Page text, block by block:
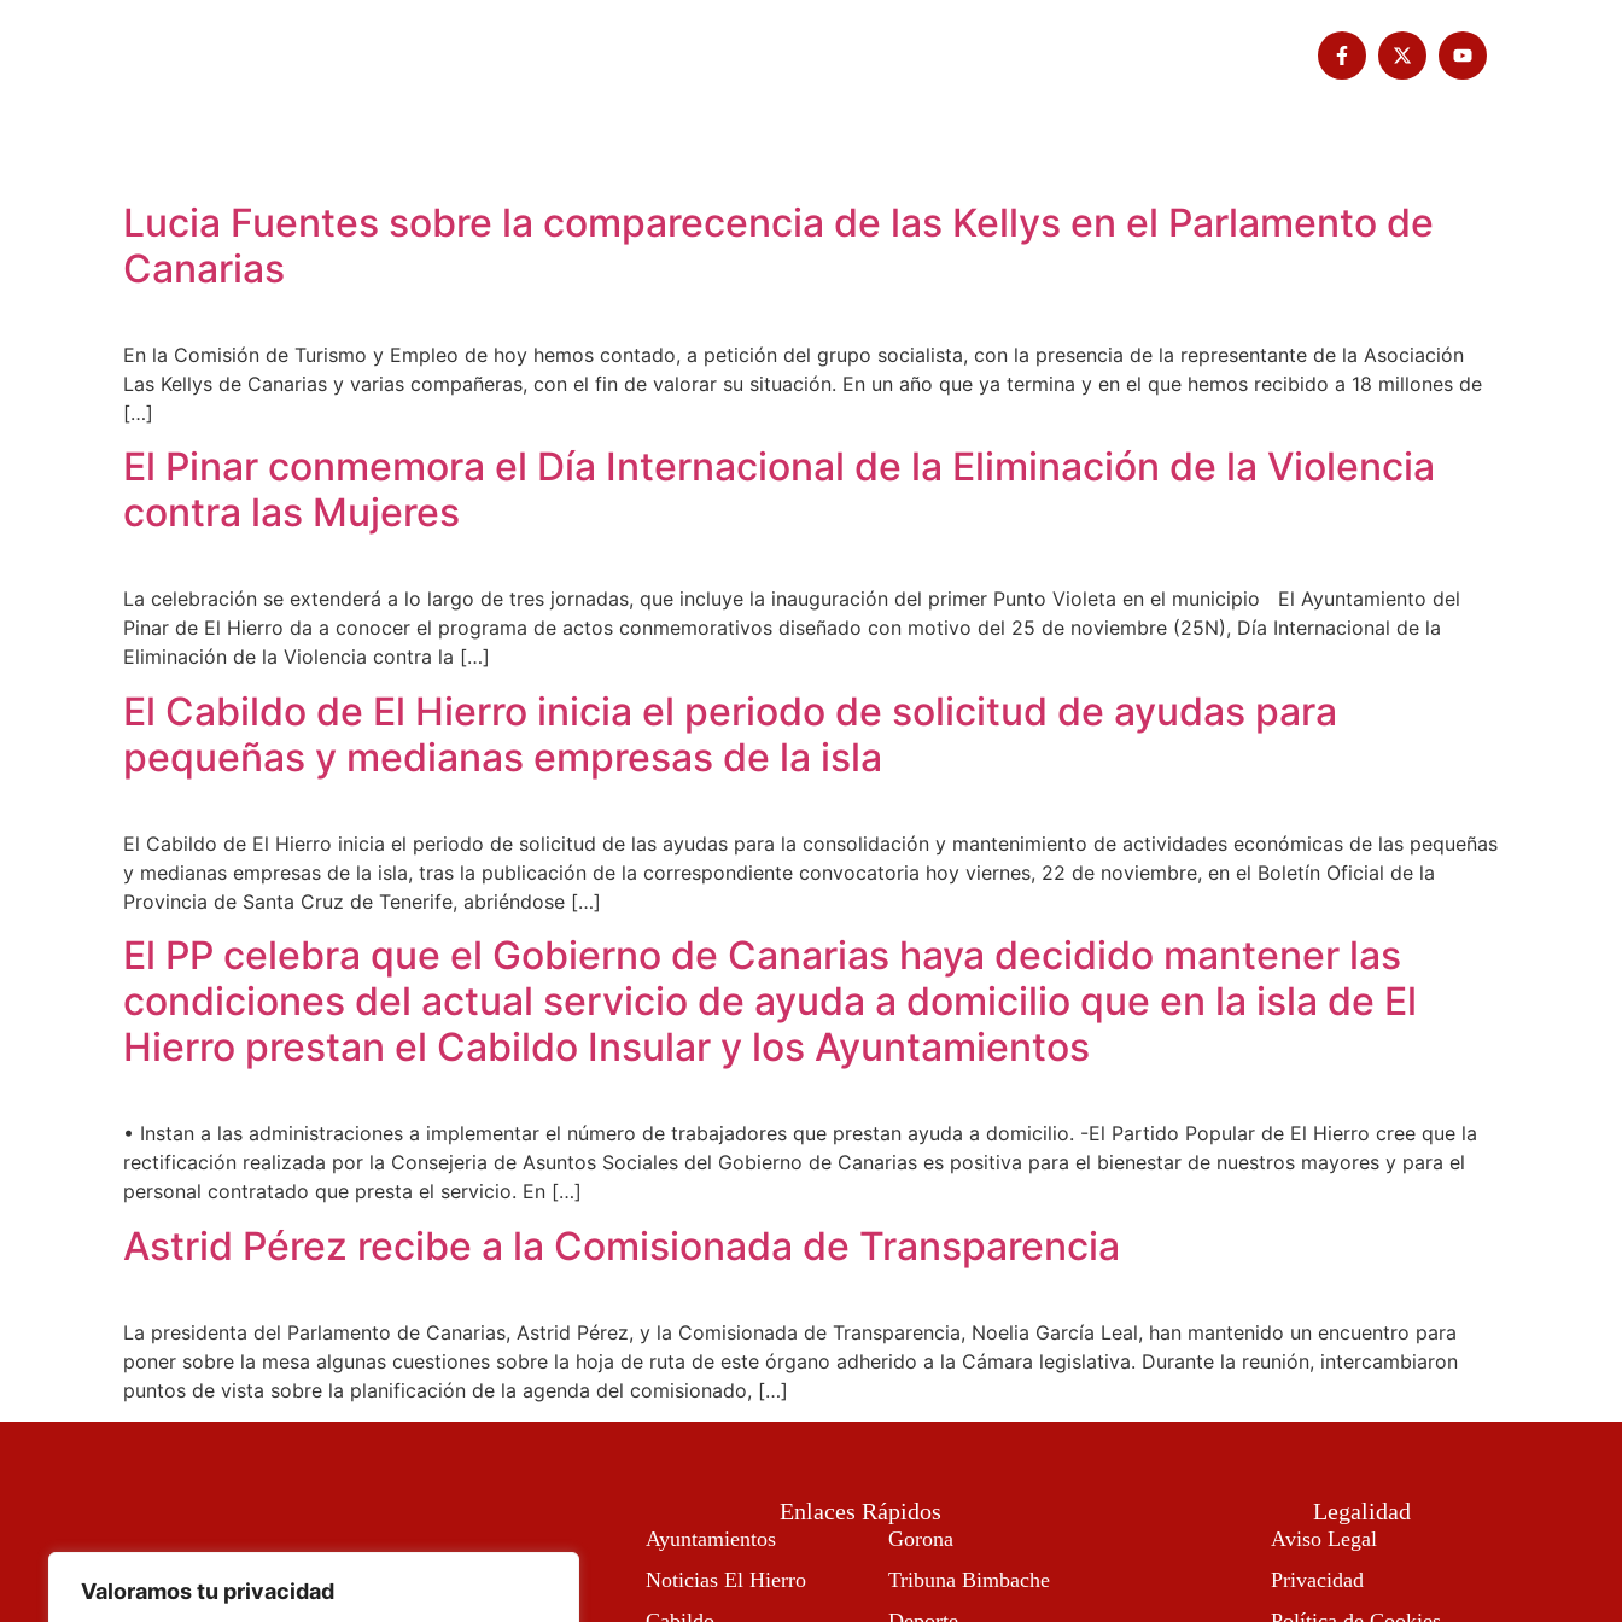
Valoramos tu privacidad
Lucia Fuentes sobre la comparecencia de las Kellys en el Parlamento de
Canarias
En la Comisión de Turismo y Empleo de hoy hemos contado, a petición del grupo socialista, con la presencia de la representante de la Asociación
Las Kellys de Canarias y varias compañeras, con el fin de valorar su situación. En un año que ya termina y en el que hemos recibido a 18 millones de
[…]
El Pinar conmemora el Día Internacional de la Eliminación de la Violencia
contra las Mujeres
La celebración se extenderá a lo largo de tres jornadas, que incluye la inauguración del primer Punto Violeta en el municipio El Ayuntamiento del
Pinar de El Hierro da a conocer el programa de actos conmemorativos diseñado con motivo del 25 de noviembre (25N), Día Internacional de la
Eliminación de la Violencia contra la […]
El Cabildo de El Hierro inicia el periodo de solicitud de ayudas para
pequeñas y medianas empresas de la isla
El Cabildo de El Hierro inicia el periodo de solicitud de las ayudas para la consolidación y mantenimiento de actividades económicas de las pequeñas
y medianas empresas de la isla, tras la publicación de la correspondiente convocatoria hoy viernes, 22 de noviembre, en el Boletín Oficial de la
Provincia de Santa Cruz de Tenerife, abriéndose […]
El PP celebra que el Gobierno de Canarias haya decidido mantener las
condiciones del actual servicio de ayuda a domicilio que en la isla de El
Hierro prestan el Cabildo Insular y los Ayuntamientos
• Instan a las administraciones a implementar el número de trabajadores que prestan ayuda a domicilio. -El Partido Popular de El Hierro cree que la
rectificación realizada por la Consejeria de Asuntos Sociales del Gobierno de Canarias es positiva para el bienestar de nuestros mayores y para el
personal contratado que presta el servicio. En […]
Astrid Pérez recibe a la Comisionada de Transparencia
La presidenta del Parlamento de Canarias, Astrid Pérez, y la Comisionada de Transparencia, Noelia García Leal, han mantenido un encuentro para
poner sobre la mesa algunas cuestiones sobre la hoja de ruta de este órgano adherido a la Cámara legislativa. Durante la reunión, intercambiaron
puntos de vista sobre la planificación de la agenda del comisionado, […]
Enlaces Rápidos
Ayuntamientos
Noticias El Hierro
Gorona
Tribuna Bimbache
Legalidad
Aviso Legal
Privacidad